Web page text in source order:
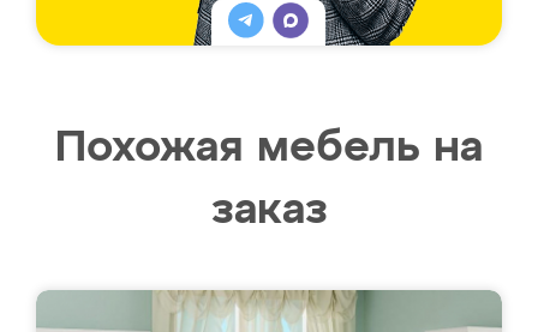
Похожая мебель на
заказ